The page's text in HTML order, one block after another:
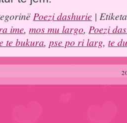
Poezi dashurie |
ime, mos mu largo, Poezi
te bukura, pse po ri larg, te